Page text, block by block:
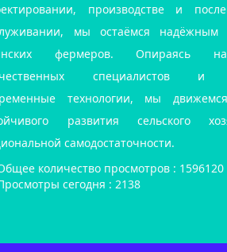
производстве и
мы остаёмся надёжным
фермеров. Опираясь
специалистов и
технологии, мы
развития сельского
самодостаточности.
количество просмотров : 1596120
сегодня : 2138